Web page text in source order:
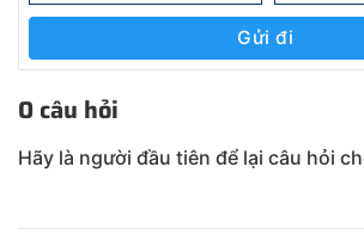
Gửi đi
0 câu hỏi
Hãy là người đầu tiên để lại câu hỏi